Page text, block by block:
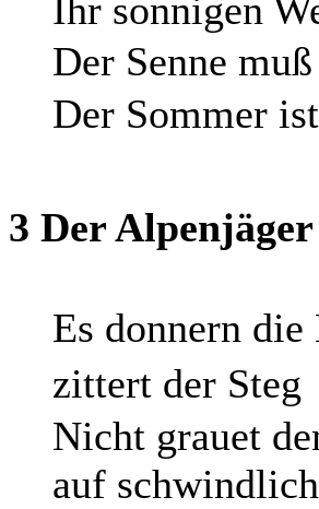
Ihr sonnigen
Der Senne
Der Sommer
3 Der Alpenjäger
Es donnern die
zittert der Steg
Nicht grauet
auf